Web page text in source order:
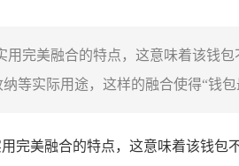
用完美融合的特点，这意味着该钱
等实际用途，这样的融合使得“钱
完美融合的特点，这意味着该钱包